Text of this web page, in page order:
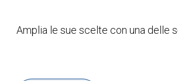
Amplia le sue scelte con una delle